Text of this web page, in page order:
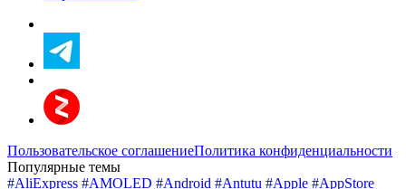
Пользовательское соглашениеПолитика конфиденциальности
Популярные темы
#AliExpress #AMOLED #Android #Antutu #Apple #AppStore